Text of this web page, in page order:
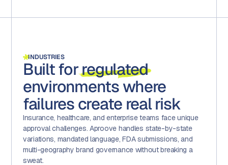
INDUSTRIES
Built forregulated
environments where
failures create real risk
Insurance, healthcare, and enterprise teams face unique
approval challenges. Aproove handles state-by-state
variations, mandated language, FDA submissions, and
multi-geography brand governance without breaking a
sweat.